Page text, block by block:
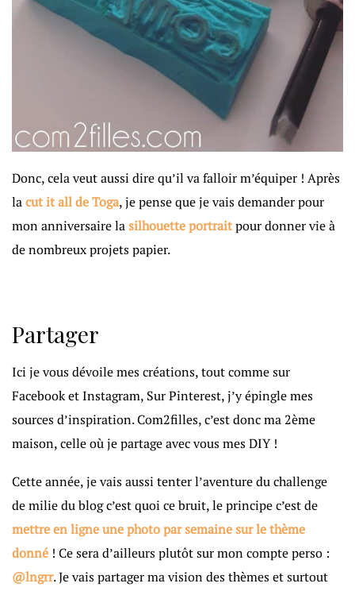
Donc, cela veut aussi dire qu’il va falloir m’équiper ! Après
lacut it all de Toga, je pense que je vais demander pour
mon anniversaire lasilhouette portraitpour donner vie à
de nombreux projets papier.
Partager
Ici je vous dévoile mes créations, tout comme sur
Facebook et Instagram, Sur Pinterest, j’y épingle mes
sources d’inspiration. Com2filles, c’est donc ma 2ème
maison, celle où je partage avec vous mes DIY !
Cette année, je vais aussi tenter l’aventure du challenge
de milie du blog c’est quoi ce bruit, le principe c’est de
mettre en ligne une photo par semaine sur le thème
donné ! Ce sera d’ailleurs plutôt sur mon compte perso :
@lngrr. Je vais partager ma vision des thèmes et surtout